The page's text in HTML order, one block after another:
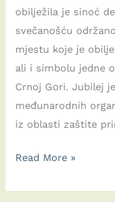
obilježila je sinoć
svečanošću
mjestu koje je
ali i simbolu jedne
Crnoj Gori. Jubilej
međunarodnih
iz oblasti zaštite
Deset
MSJA:
Read More »